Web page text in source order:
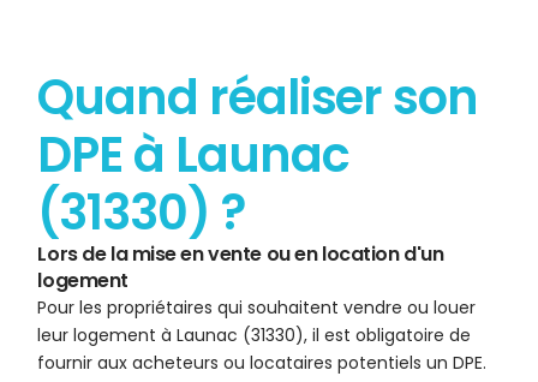
Quand réaliser son
DPE à Launac
(31330) ?
Lors de la mise en vente ou en location d'un
logement
Pour les propriétaires qui souhaitent vendre ou louer
leur logement à Launac (31330), il est obligatoire de
fournir aux acheteurs ou locataires potentiels un DPE.